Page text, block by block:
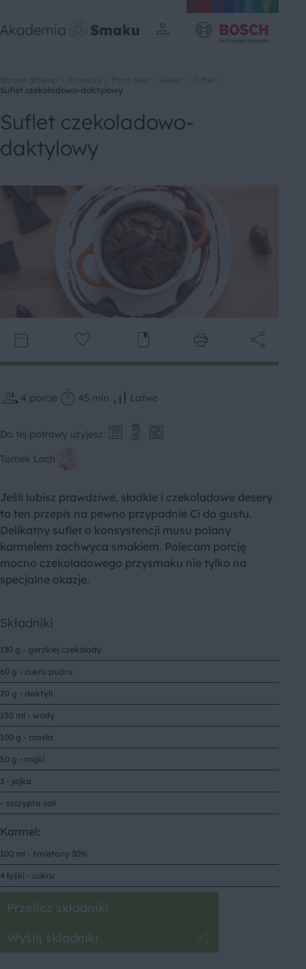
Suflet czekoladowo-daktylowy
Suflet czekoladowo-
daktylowy
4 porcje 45 min Łatwe
Do tej potrawy użyjesz:
Tomek Lach
Jeśli lubisz prawdziwe, słodkie i czekoladowe desery
to ten przepis na pewno przypadnie Ci do gustu.
Delikatny suflet o konsystencji musu polany
karmelem zachwyca smakiem. Polecam porcję
mocno czekoladowego przysmaku nie tylko na
specjalne okazje.
Składniki
130 g - gorzkiej czekolady
60 g - cukru pudru
70 g - daktyli
150 ml - wody
100 g - masła
50 g - mąki
3 - jajka
- szczypta soli
Karmel:
100 ml - śmietany 30%
4 łyżki - cukru
Przelicz składniki
Wyślij składniki